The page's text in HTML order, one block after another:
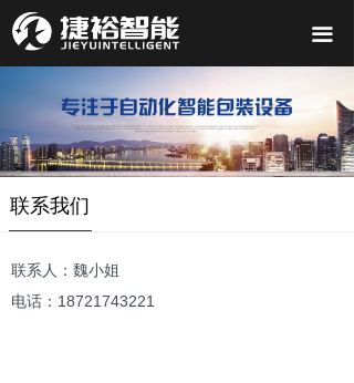
끀
联系我们
联系人：魏小姐
电话：18721743221